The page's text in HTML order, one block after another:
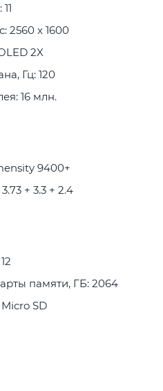
2560 x 1600
2X
Гц: 120
16 млн.
9400+
+ 3.3 + 2.4
памяти, ГБ: 2064
SD